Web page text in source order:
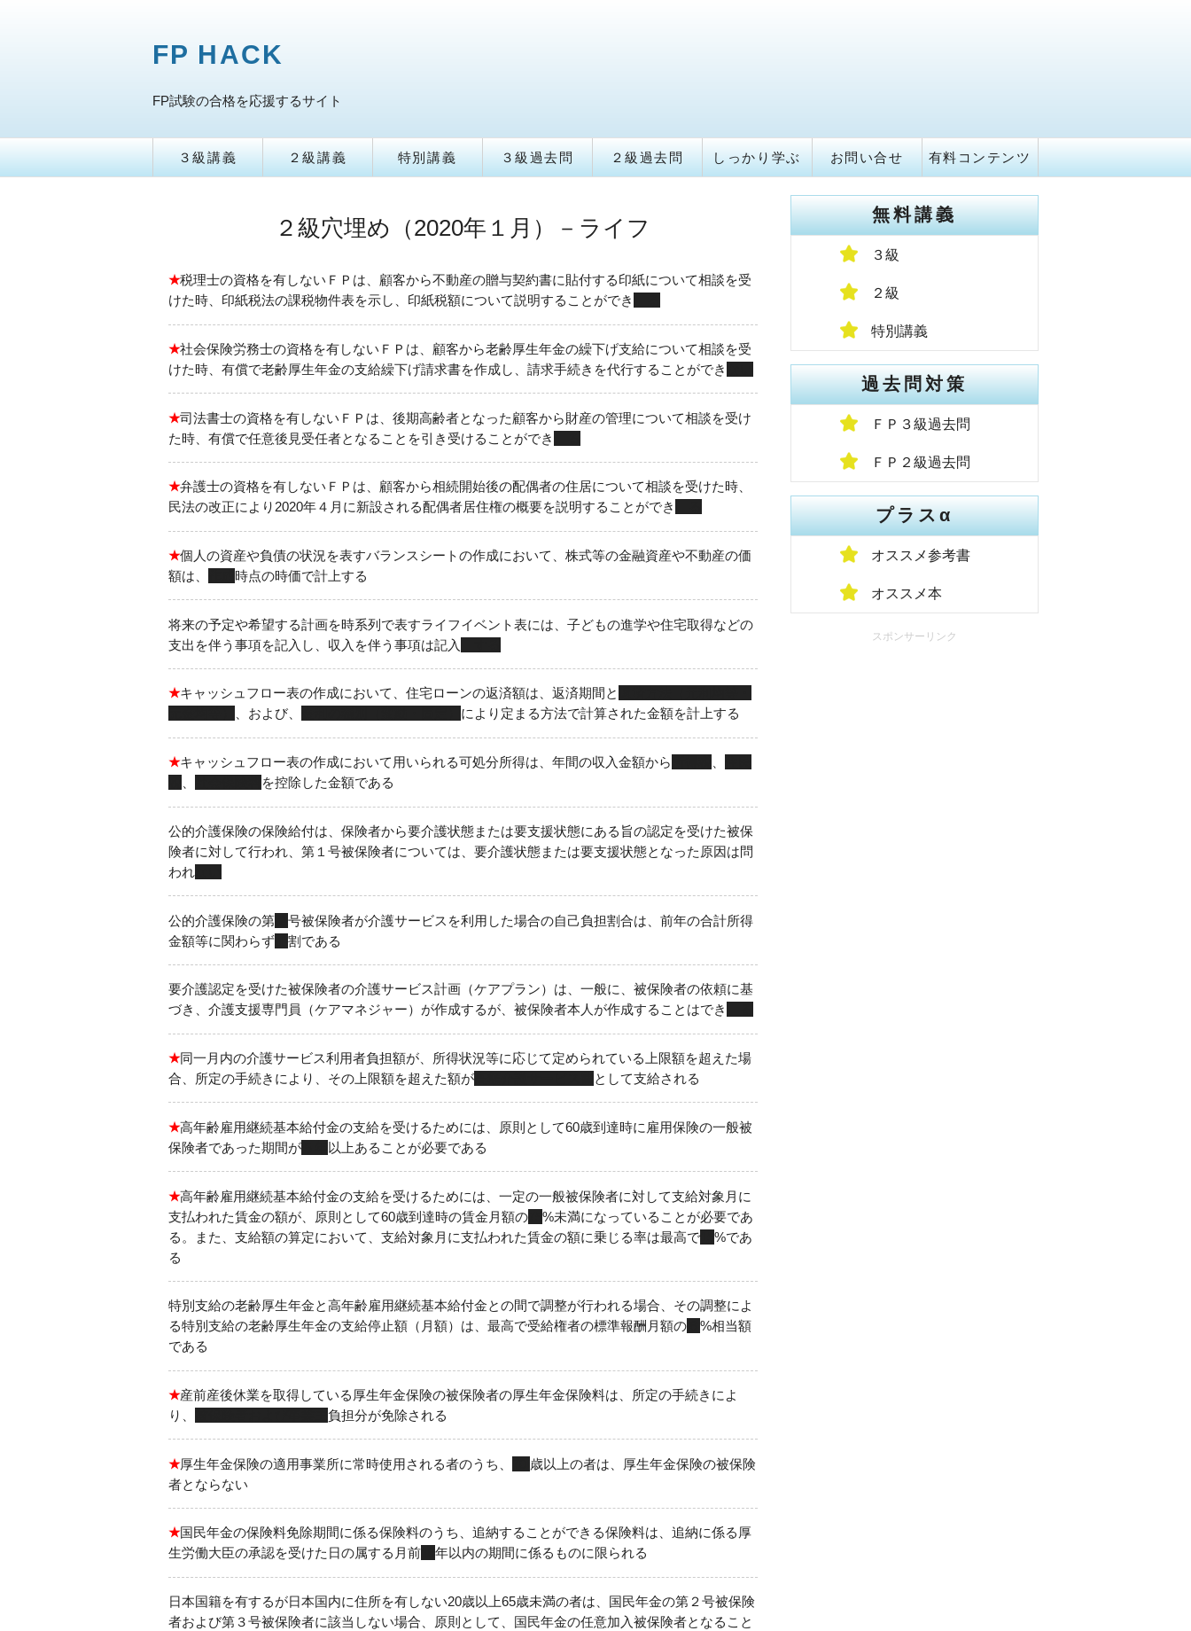
FP HACK
FP試験の合格を応援するサイト
３級講義 ２級講義 特別講義 ３級過去問 ２級過去問 しっかり学ぶ お問い合せ 有料コンテンツ
２級穴埋め（2020年１月）－ライフ
★税理士の資格を有しないＦＰは、顧客から不動産の贈与契約書に貼付する印紙について相談を受
けた時、印紙税法の課税物件表を示し、印紙税額について説明することができ
★社会保険労務士の資格を有しないＦＰは、顧客から老齢厚生年金の繰下げ支給について相談を受
けた時、有償で老齢厚生年金の支給繰下げ請求書を作成し、請求手続きを代行することができ
★司法書士の資格を有しないＦＰは、後期高齢者となった顧客から財産の管理について相談を受け
た時、有償で任意後見受任者となることを引き受けることができ
★弁護士の資格を有しないＦＰは、顧客から相続開始後の配偶者の住居について相談を受けた時、
民法の改正により2020年４月に新設される配偶者居住権の概要を説明することができ
★個人の資産や負債の状況を表すバランスシートの作成において、株式等の金融資産や不動産の価
額は、
時点の時価で計上する
将来の予定や希望する計画を時系列で表すライフイベント表には、子どもの進学や住宅取得などの
支出を伴う事項を記入し、収入を伴う事項は記入
★キャッシュフロー表の作成において、住宅ローンの返済額は、返済期間と
、および、 により定まる方法で計算された金額を計上する
★キャッシュフロー表の作成において用いられる可処分所得は、年間の収入金額から
を控除した金額である
公的介護保険の保険給付は、保険者から要介護状態または要支援状態にある旨の認定を受けた被保
険者に対して行われ、第１号被保険者については、要介護状態または要支援状態となった原因は問
われない
公的介護保険の第２ 号被保険者が介護サービスを利用した場合の自己負担割合は、前年の合計所得
金額等に関わらず１ 割である
要介護認定を受けた被保険者の介護サービス計画（ケアプラン）は、一般に、被保険者の依頼に基
づき、介護支援専門員（ケアマネジャー）が作成するが、被保険者本人が作成することはでき
★同一月内の介護サービス利用者負担額が、所得状況等に応じて定められている上限額を超えた場
合、所定の手続きにより、その上限額を超えた額が高額介護サービス費 として支給される
★高年齢雇用継続基本給付金の支給を受けるためには、原則として60歳到達時に雇用保険の一般被
保険者であった期間が５年 以上あることが必要である
★高年齢雇用継続基本給付金の支給を受けるためには、一定の一般被保険者に対して支給対象月に
支払われた賃金の額が、原則として60歳到達時の賃金月額の75 %未満になっていることが必要であ
る。また、支給額の算定において、支給対象月に支払われた賃金の額に乗じる率は最高で15 %であ
る
特別支給の老齢厚生年金と高年齢雇用継続基本給付金との間で調整が行われる場合、その調整によ
る特別支給の老齢厚生年金の支給停止額（月額）は、最高で受給権者の標準報酬月額の６ %相当額
である
★産前産後休業を取得している厚生年金保険の被保険者の厚生年金保険料は、所定の手続きによ
り、
負担分が免除される
★厚生年金保険の適用事業所に常時使用される者のうち、
歳以上の者は、厚生年金保険の被保険
者とならない
★国民年金の保険料免除期間に係る保険料のうち、追納することができる保険料は、追納に係る厚
生労働大臣の承認を受けた日の属する月前10 年以内の期間に係るものに限られる
日本国籍を有するが日本国内に住所を有しない20歳以上65歳未満の者は、国民年金の第２号被保険
者および第３号被保険者に該当しない場合、原則として、国民年金の任意加入被保険者となること
無料講義
３級
２級
特別講義
過去問対策
ＦＰ３級過去問
ＦＰ２級過去問
プラスα
オススメ参考書
オススメ本
スポンサーリンク